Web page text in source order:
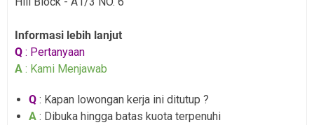
Informasi lebih lanjut
Q : Pertanyaan
A : Kami Menjawab
Q : Kapan lowongan kerja ini ditutup ?
A : Dibuka hingga batas kuota terpenuhi